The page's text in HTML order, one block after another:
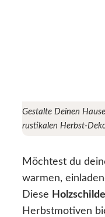
Gestalte Deinen
rustikalen Herbst-
Möchtest du
warmen,
Diese
Herbstmotiven